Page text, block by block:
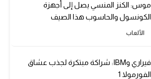
موس: الكنز المنسي يصل إلى أجهزة
الكونسول والحاسوب هذا الصيف
الألعاب
فيراري وIBM: شراكة مبتكرة لجذب عشاق
الفورمولا 1